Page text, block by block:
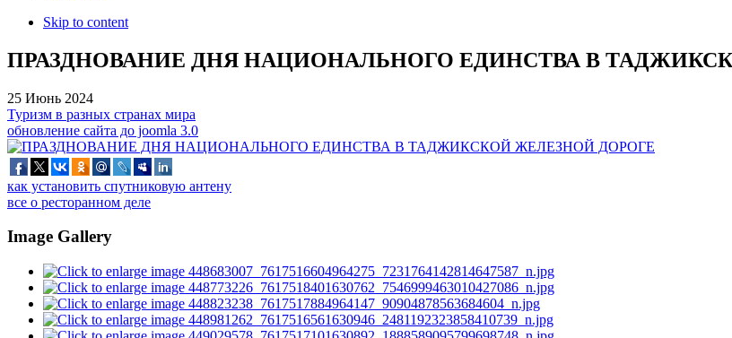
Skip to content
ПРАЗДНОВАНИЕ ДНЯ НАЦИОНАЛЬНОГО ЕДИНСТВА В
25 Июнь 2024
Туризм в разных странах мира
обновление сайта до joomla 3.0
как установить спутниковую антену
все о ресторанном деле
Image Gallery